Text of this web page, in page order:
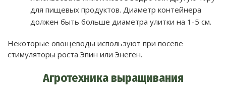
для пищевых продуктов. Диаметр контейнера
должен быть больше диаметра улитки на 1-5 см.
Некоторые овощеводы используют при посеве
стимуляторы роста Эпин или Энеген.
Агротехника выращивания